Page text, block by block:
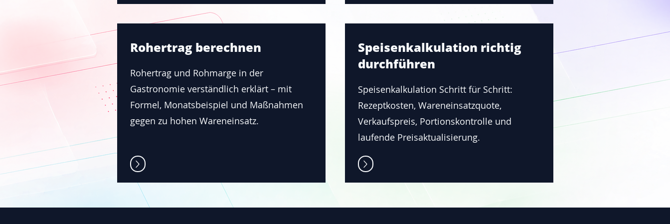
Speisenkalkulation richtig
durchführen
Speisenkalkulation Schritt für Schritt:
laufende Preisaktualisierung.
Rohertrag berechnen
Rohertrag und Rohmarge in der
Gastronomie verständlich erklärt – mit
Formel, Monatsbeispiel und Maßnahmen
gegen zu hohen Wareneinsatz.
Speisenkalkulation richtig
durchführen
Speisenkalkulation Schritt für Schritt:
Rezeptkosten, Wareneinsatzquote,
Verkaufspreis, Portionskontrolle und
laufende Preisaktualisierung.